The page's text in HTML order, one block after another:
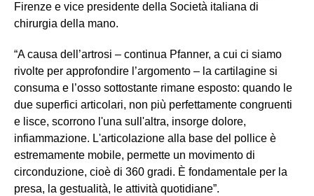
Firenze e vice presidente della Società italiana di
chirurgia della mano.
“A causa dell’artrosi – continua Pfanner, a cui ci siamo
rivolte per approfondire l’argomento – la cartilagine si
consuma e l’osso sottostante rimane esposto: quando le
due superfici articolari, non più perfettamente congruenti
e lisce, scorrono l'una sull'altra, insorge dolore,
infiammazione. L'articolazione alla base del pollice è
estremamente mobile, permette un movimento di
circonduzione, cioè di 360 gradi. È fondamentale per la
presa, la gestualità, le attività quotidiane”.